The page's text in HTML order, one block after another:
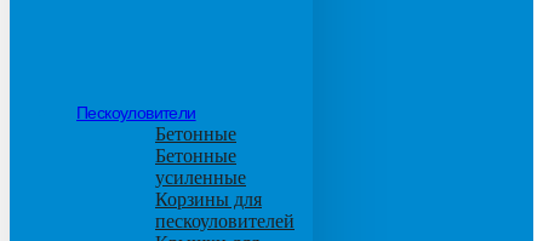
Пескоуловители
Бетонные
Бетонные
усиленные
Корзины для
пескоуловителей